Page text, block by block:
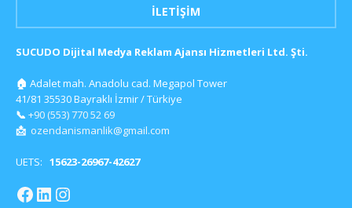
İLETIŞIM
SUCUDO Dijital Medya Reklam Ajansı Hizmetleri Ltd. Şti.
🏠 Adalet mah. Anadolu cad. Megapol Tower
41/81 35530 Bayraklı İzmir / Türkiye
📞 +90 (553) 770 52 69
📩 ozendanismanlik@gmail.com
UETS: 15623-26967-42627